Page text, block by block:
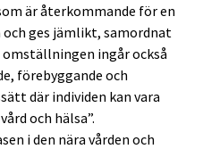
är återkommande för en
och ges jämlikt, samordnat
ingår också
förebyggande och
där individen kan vara
och hälsa”.
i den nära vården och